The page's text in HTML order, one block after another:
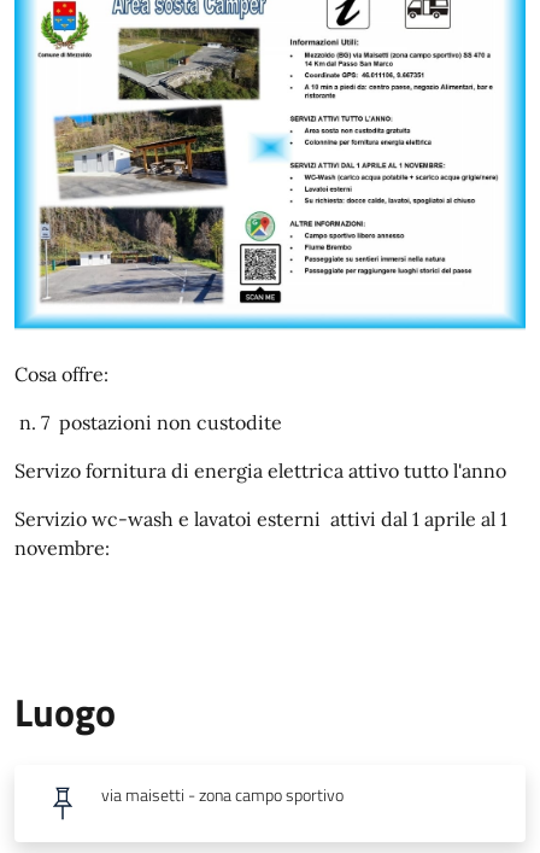
Cosa offre:
n. 7 postazioni non custodite
Servizo fornitura di energia elettrica attivo tutto l'anno
Servizio wc-wash e lavatoi esterni attivi dal 1 aprile al 1
novembre:
Luogo
via maisetti - zona campo sportivo